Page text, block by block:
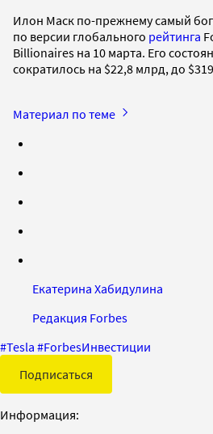
Илон Маск по-прежнему самый
по версии глобального рейтинга
Billionaires на 10 марта. Его
сократилось на $22,8 млрд, до
Материал по теме
Екатерина Хабидулина
Редакция Forbes
#Tesla #ForbesИнвестиции
Подписаться
Информация: